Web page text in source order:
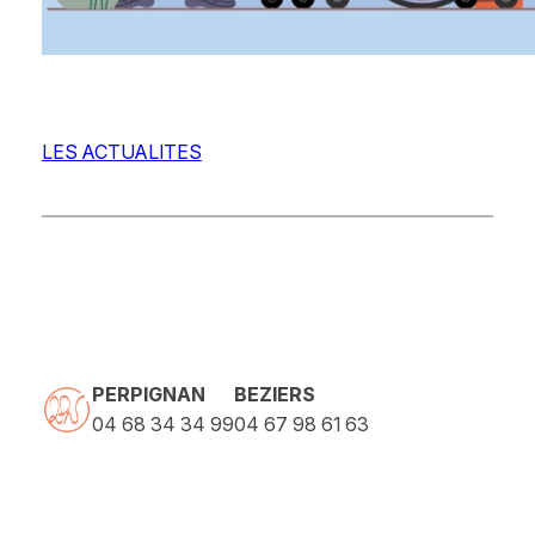
LES ACTUALITES
PERPIGNAN
04 68 34 34 99
BEZIERS
04 67 98 61 63